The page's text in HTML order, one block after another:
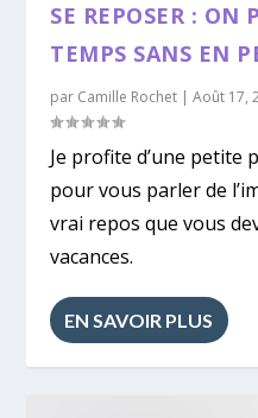
SE REPOSER : ON
TEMPS SANS EN
par Camille Rochet |Août 17,
Je profite d’une petite
pour vous parler de
vrai repos que vous
vacances.
EN SAVOIR PLUS